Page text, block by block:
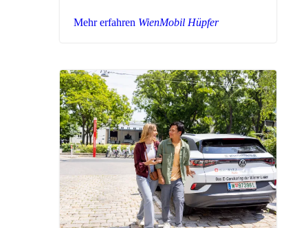
Mehr erfahren WienMobil Hüpfer